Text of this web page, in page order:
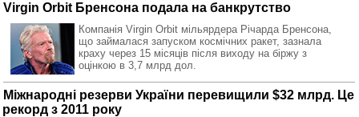
Virgin Orbit Бренсона подала на банкрутство
Компанія Virgin Orbit мільярдера Річарда Бренсона,
що займалася запуском космічних ракет, зазнала
краху через 15 місяців після виходу на біржу з
оцінкою в 3,7 млрд дол.
Міжнародні резерви України перевищили $32 млрд. Це
рекорд з 2011 року